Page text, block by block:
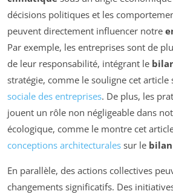
décisions politiques et les
peuvent directement influencer notre
Par exemple, les entreprises sont de
de leur responsabilité, intégrant le
stratégie, comme le souligne cet article
sociale des entreprises. De plus, les
jouent un rôle non négligeable dans
écologique, comme le montre cet
conceptions architecturales sur le
En parallèle, des actions collectives
changements significatifs. Des